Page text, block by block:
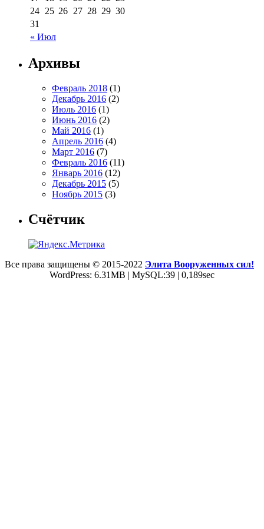
« Июл
24 25 26 27 28 29 30
31
Архивы
Февраль 2018 (1)
Декабрь 2016 (2)
Июль 2016 (1)
Июнь 2016 (2)
Май 2016 (1)
Апрель 2016 (4)
Март 2016 (7)
Февраль 2016 (11)
Январь 2016 (12)
Декабрь 2015 (5)
Ноябрь 2015 (3)
Счётчик
Все права защищены © 2015-2022 Элита Вооруженных сил!
WordPress: 6.31MB | MySQL:39 | 0,189sec